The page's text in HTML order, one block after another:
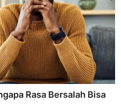
Rasa Bersalah Bisa